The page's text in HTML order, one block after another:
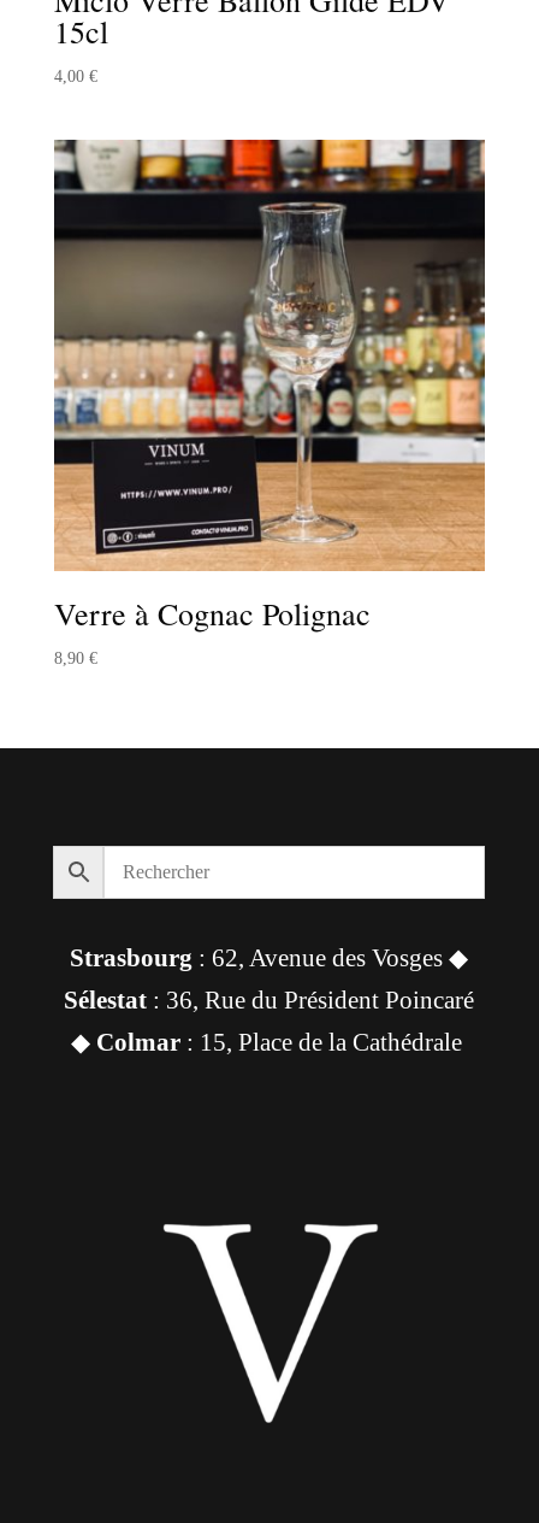
15cl
4,00 €
Verre à Cognac Polignac
8,90 €
Strasbourg : 62, Avenue des Vosges ◆
Sélestat : 36, Rue du Président Poincaré
◆ Colmar: 15, Place de la Cathédrale